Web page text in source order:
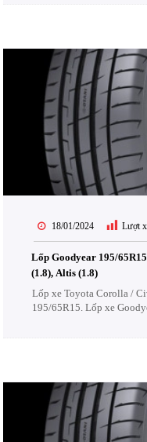
18/01/2024 Lượt
Lốp Goodyear 195/
(1.8), Altis (1.8)
Lốp xe Toyota Corolla /
195/65R15. Lốp xe